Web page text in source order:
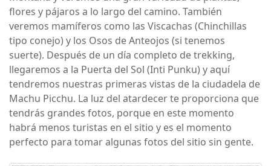
flores y pájaros a lo largo del camino. También
veremos mamíferos como las Viscachas (Chinchillas
tipo conejo) y los Osos de Anteojos (si tenemos
suerte). Después de un día completo de trekking,
llegaremos a la Puerta del Sol (Inti Punku) y aquí
tendremos nuestras primeras vistas de la ciudadela de
Machu Picchu. La luz del atardecer te proporciona que
tendrás grandes fotos, porque en este momento
habrá menos turistas en el sitio y es el momento
perfecto para tomar algunas fotos del sitio sin gente.